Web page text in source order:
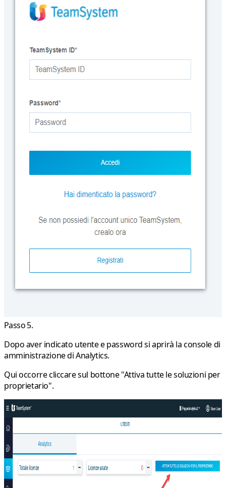
Passo 5.
Dopo aver indicato utente e password si aprirà la console di
amministrazione di Analytics.
Qui occorre cliccare sul bottone "Attiva tutte le soluzioni per
proprietario".